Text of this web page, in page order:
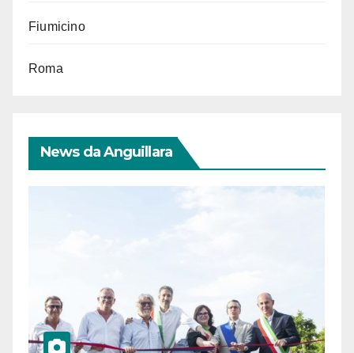
Fiumicino
Roma
News da Anguillara